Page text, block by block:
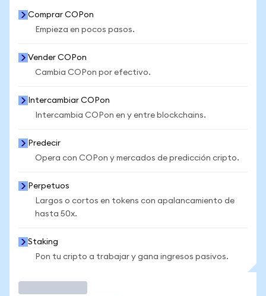
Comprar COPon
Empieza en pocos pasos.
Vender COPon
Cambia COPon por efectivo.
Intercambiar COPon
Intercambia COPon en y entre blockchains.
Predecir
Opera con COPon y mercados de predicción cripto.
Perpetuos
Largos o cortos en tokens con apalancamiento de
hasta 50x.
Staking
Pon tu cripto a trabajar y gana ingresos pasivos.